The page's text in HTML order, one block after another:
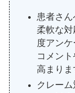
患者さん
柔軟な
度アン
コメン
高まりま
クレー